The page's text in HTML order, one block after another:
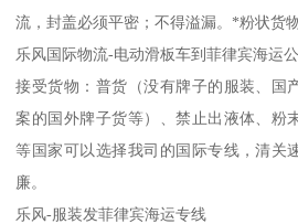
流，封盖必须平密；不得溢漏。*粉状货
乐风国际物流-电动滑板车到菲律宾海运
接受货物：普货（没有牌子的服装、国
案的国外牌子货等）、禁止出液体、粉
等国家可以选择我司的国际专线，清关
廉。
乐风-服装发菲律宾海运专线